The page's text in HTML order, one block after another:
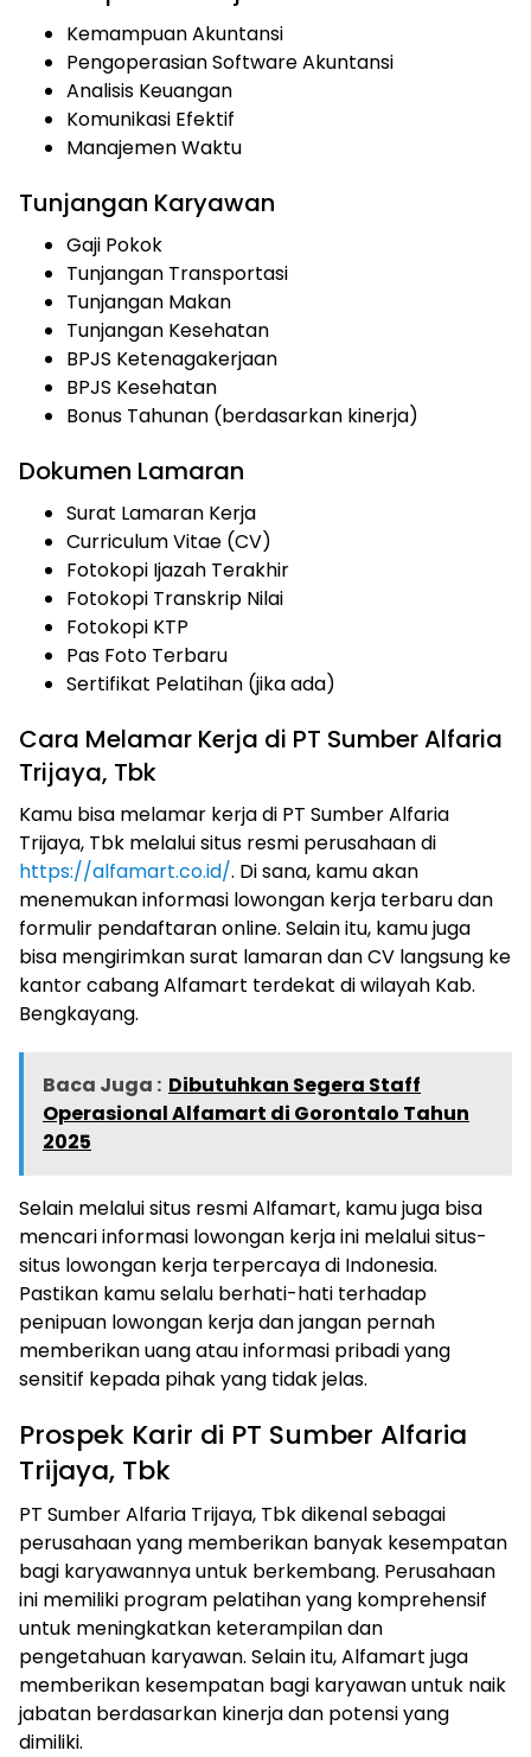
Kemampuan Akuntansi
Pengoperasian Software Akuntansi
Analisis Keuangan
Komunikasi Efektif
Manajemen Waktu
Tunjangan Karyawan
Gaji Pokok
Tunjangan Transportasi
Tunjangan Makan
Tunjangan Kesehatan
BPJS Ketenagakerjaan
BPJS Kesehatan
Bonus Tahunan (berdasarkan kinerja)
Dokumen Lamaran
Surat Lamaran Kerja
Curriculum Vitae (CV)
Fotokopi Ijazah Terakhir
Fotokopi Transkrip Nilai
Fotokopi KTP
Pas Foto Terbaru
Sertifikat Pelatihan (jika ada)
Cara Melamar Kerja di PT Sumber Alfaria
Trijaya, Tbk
Kamu bisa melamar kerja di PT Sumber Alfaria
Trijaya, Tbk melalui situs resmi perusahaan di
https://alfamart.co.id/. Di sana, kamu akan
menemukan informasi lowongan kerja terbaru dan
formulir pendaftaran online. Selain itu, kamu juga
bisa mengirimkan surat lamaran dan CV langsung ke
kantor cabang Alfamart terdekat di wilayah Kab.
Bengkayang.
Baca Juga : Dibutuhkan Segera Staff
Operasional Alfamart di Gorontalo Tahun
2025
Selain melalui situs resmi Alfamart, kamu juga bisa
mencari informasi lowongan kerja ini melalui situs-
situs lowongan kerja terpercaya di Indonesia.
Pastikan kamu selalu berhati-hati terhadap
penipuan lowongan kerja dan jangan pernah
memberikan uang atau informasi pribadi yang
sensitif kepada pihak yang tidak jelas.
Prospek Karir di PT Sumber Alfaria
Trijaya, Tbk
PT Sumber Alfaria Trijaya, Tbk dikenal sebagai
perusahaan yang memberikan banyak kesempatan
bagi karyawannya untuk berkembang. Perusahaan
ini memiliki program pelatihan yang komprehensif
untuk meningkatkan keterampilan dan
pengetahuan karyawan. Selain itu, Alfamart juga
memberikan kesempatan bagi karyawan untuk naik
jabatan berdasarkan kinerja dan potensi yang
dimiliki.